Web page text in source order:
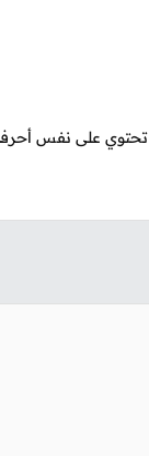
تحتوي على نفس